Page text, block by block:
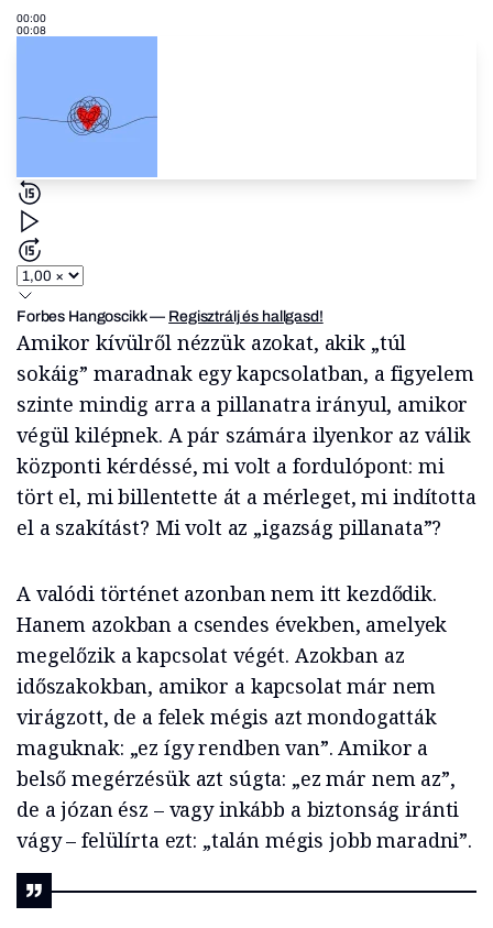
00:00
00:08
Forbes Hangoscikk— Regisztrálj és hallgasd!
Amikor kívülről nézzük azokat, akik „túl
sokáig” maradnak egy kapcsolatban, a figyelem
szinte mindig arra a pillanatra irányul, amikor
végül kilépnek. A pár számára ilyenkor az válik
központi kérdéssé, mi volt a fordulópont: mi
tört el, mi billentette át a mérleget, mi indította
el a szakítást? Mi volt az „igazság pillanata”?
A valódi történet azonban nem itt kezdődik.
Hanem azokban a csendes években, amelyek
megelőzik a kapcsolat végét. Azokban az
időszakokban, amikor a kapcsolat már nem
virágzott, de a felek mégis azt mondogatták
maguknak: „ez így rendben van”. Amikor a
belső megérzésük azt súgta: „ez már nem az”,
de a józan ész – vagy inkább a biztonság iránti
vágy – felülírta ezt: „talán mégis jobb maradni”.